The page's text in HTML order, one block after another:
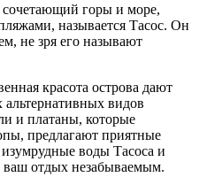
горы и море,
называется Тасос. Он
не зря его называют
красота острова дают
видов
и платаны, которые
предлагают приятные
воды Тасоса и
отдых незабываемым.